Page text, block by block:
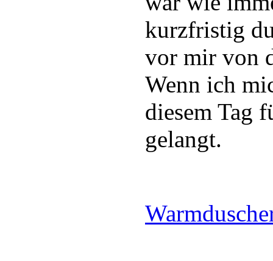
kurzfristig
vor mir von
Wenn ich
diesem Tag
gelangt.